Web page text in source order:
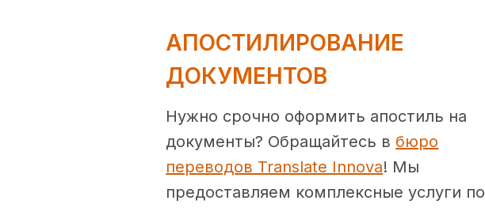
АПОСТИЛИРОВАНИЕ
ДОКУМЕНТОВ
Нужно срочно оформить апостиль на
документы? Обращайтесь в бюро
переводов Translate Innova! Мы
предоставляем комплексные услуги по